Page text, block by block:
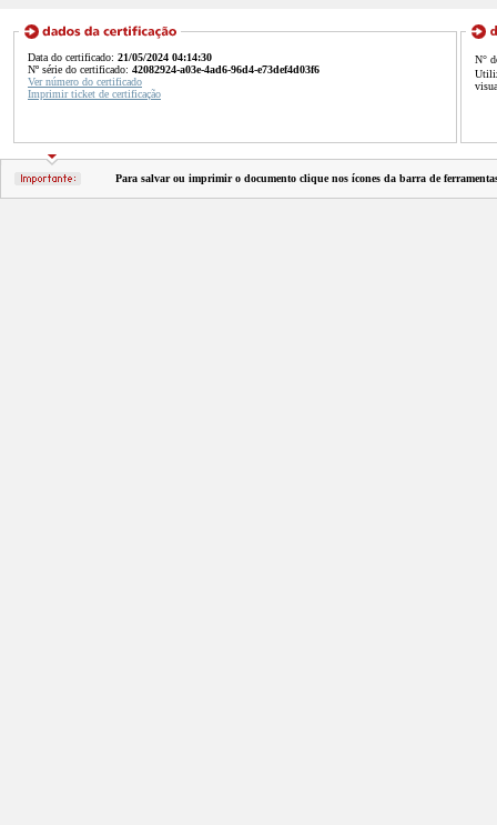
Data do certificado: 21/05/2024 04:14:30
Nº série do certificado: 42082924-a03e-4ad6-96d4-e73def4d03f6
Ver número do certificado
Imprimir ticket de certificação
N°
Para salvar ou imprimir o documento clique nos ícones da barra de